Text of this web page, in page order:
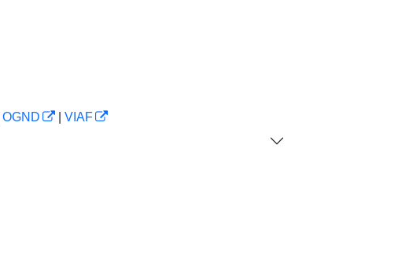
OGND
VIAF